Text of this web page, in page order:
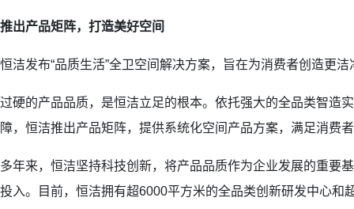
推出产品矩阵，打造美好空间
恒洁发布“品质生活”全卫空间解决方案，旨在为消费者创造更
过硬的产品品质，是恒洁立足的根本。依托强大的全品类智造
障，恒洁推出产品矩阵，提供系统化空间产品方案，满足消费
多年来，恒洁坚持科技创新，将产品品质作为企业发展的重要
投入。目前，恒洁拥有超6000平方米的全品类创新研发中心和